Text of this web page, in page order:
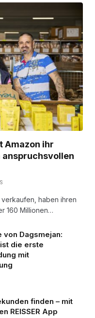
Amazon ihr
haben ihren
160 Millionen…
von Dagsmejan:
die erste
mit
finden – mit
REISSER App